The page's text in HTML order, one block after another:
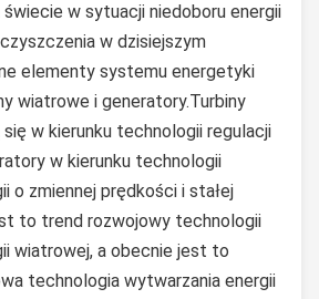
w sytuacji niedoboru energii
w dzisiejszym
elementy systemu energetyki
wiatrowe i generatory.Turbiny
w kierunku technologii regulacji
w kierunku technologii
o zmiennej prędkości i stałej
to trend rozwojowy technologii
wiatrowej, a obecnie jest to
technologia wytwarzania energii